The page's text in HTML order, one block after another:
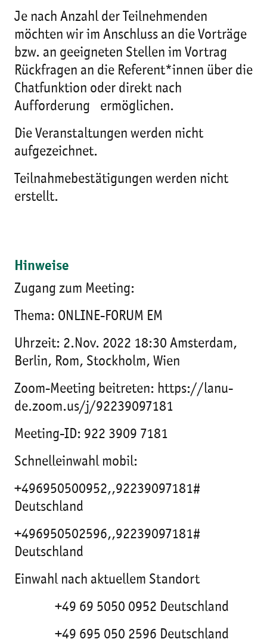
Je nach Anzahl der Teilnehmenden
möchten wir im Anschluss an die Vorträge
bzw. an geeigneten Stellen im Vortrag
Rückfragen an die Referent*innen über die
Chatfunktion oder direkt nach
Aufforderung ermöglichen.
Die Veranstaltungen werden nicht
aufgezeichnet.
Teilnahmebestätigungen werden nicht
erstellt.
Hinweise
Zugang zum Meeting:
Thema: ONLINE-FORUM EM
Uhrzeit: 2.Nov. 2022 18:30 Amsterdam,
Berlin, Rom, Stockholm, Wien
Zoom-Meeting beitreten: https://lanu-
de.zoom.us/j/92239097181
Meeting-ID: 922 3909 7181
Schnelleinwahl mobil:
+496950500952,,92239097181#
Deutschland
+496950502596,,92239097181#
Deutschland
Einwahl nach aktuellem Standort
+49 69 5050 0952 Deutschland
+49 695 050 2596 Deutschland